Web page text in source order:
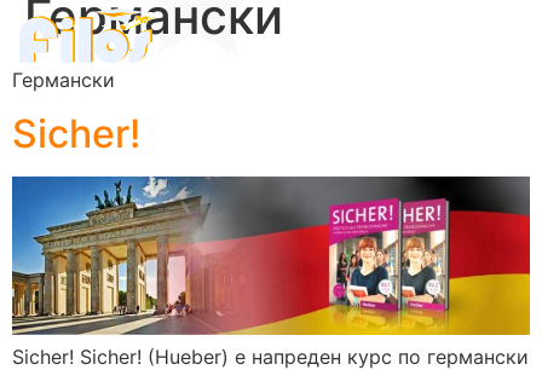
Германски
Германски
Sicher!
Sicher! Sicher! (Hueber) е напреден курс по германски